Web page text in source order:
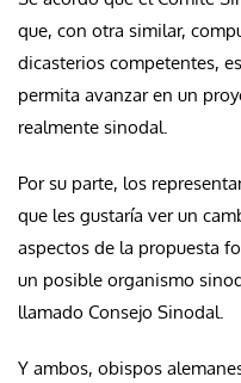
que, con otra similar,
dicasterios competentes,
permita avanzar en un
realmente sinodal.
Por su parte, los
que les gustaría ver un
aspectos de la propuesta
un posible organismo
llamado Consejo Sinodal.
Y ambos, obispos